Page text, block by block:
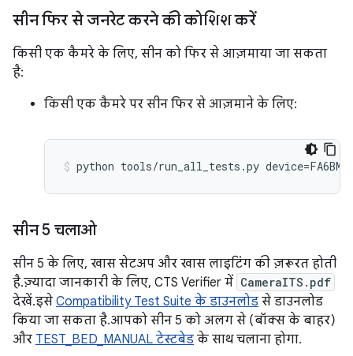
सीन फिर से जनरेट करने की कोशिश करें
किसी एक कैमरे के लिए, सीन को फिर से आज़माया जा सकता
है:
किसी एक कैमरे पर सीन फिर से आज़माने के लिए:
सीन 5 चलाओ
सीन 5 के लिए, खास सेटअप और खास लाइटिंग की ज़रूरत होती
है. ज़्यादा जानकारी के लिए, CTS Verifier में CameraITS.pdf
देखें. इसे Compatibility Test Suite के डाउनलोड से डाउनलोड
किया जा सकता है. आपको सीन 5 को अलग से (बॉक्स के बाहर)
और TEST_BED_MANUAL टेस्टबेड के साथ चलाना होगा.